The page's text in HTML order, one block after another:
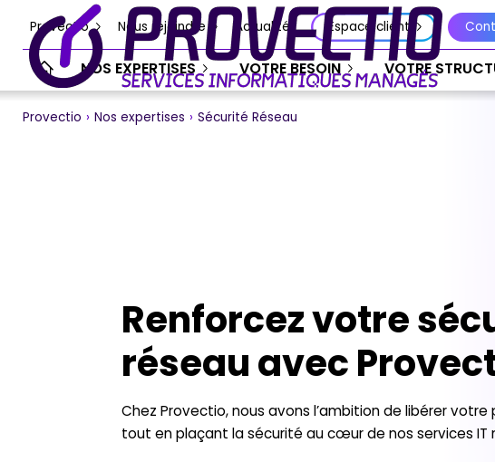
NOS EXPERTISES VOTRE BESOIN VOTRE
Provectio Nous rejoindre Actualités Espace client
Provectio › Nos expertises › Sécurité Réseau
Renforcez votre
réseau avec
Chez Provectio, nous avons l’ambition de libérer votre
tout en plaçant la sécurité au cœur de nos services IT